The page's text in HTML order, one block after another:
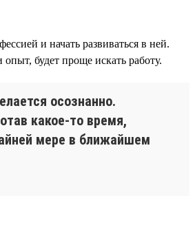
и начать развиваться в ней.
будет проще искать работу.
осознанно.
какое-то время,
мере в ближайшем